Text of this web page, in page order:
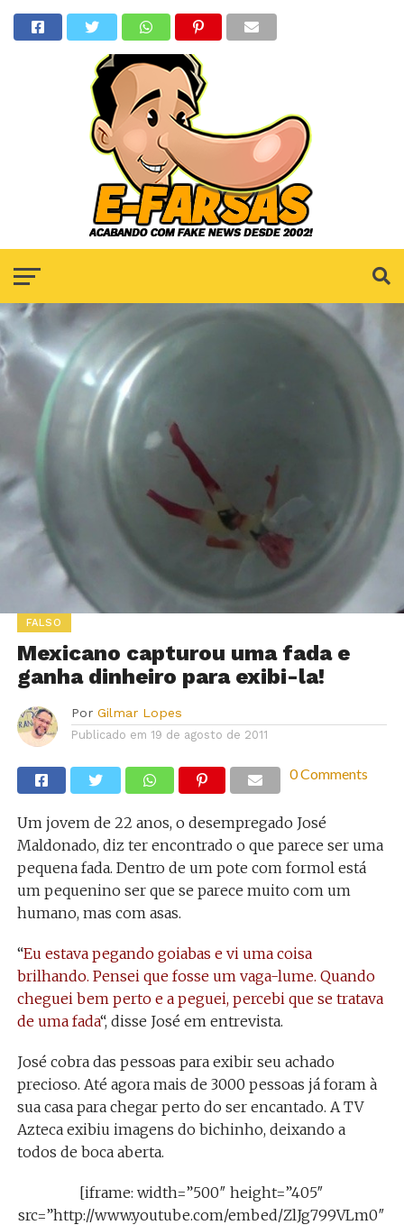
FALSO
Mexicano capturou uma fada e
ganha dinheiro para exibi-la!
Por Gilmar Lopes
Publicado em 19 de agosto de 2011
0 Comments
Um jovem de 22 anos, o desempregado José
Maldonado, diz ter encontrado o que parece ser uma
pequena fada. Dentro de um pote com formol está
um pequenino ser que se parece muito com um
humano, mas com asas.
“Eu estava pegando goiabas e vi uma coisa
brilhando. Pensei que fosse um vaga-lume. Quando
cheguei bem perto e a peguei, percebi que se tratava
de uma fada“, disse José em entrevista.
José cobra das pessoas para exibir seu achado
precioso. Até agora mais de 3000 pessoas já foram à
sua casa para chegar perto do ser encantado. A TV
Azteca exibiu imagens do bichinho, deixando a
todos de boca aberta.
[iframe: width=”500″ height=”405″
src=”http://www.youtube.com/embed/ZlJg799VLm0″